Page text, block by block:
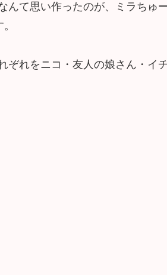
て思い作ったのが、ミラちゅ
ぞれをニコ・友人の娘さん・イ